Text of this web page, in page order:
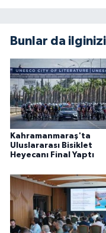
Bunlar da
Kahramanmaraş'ta
Uluslararası Bisiklet
Heyecanı Final Yaptı
BİLİM
ASAYİŞ
SEÇİM 2015
ÇEVRE
BİLİM VE
YARIŞMALAR